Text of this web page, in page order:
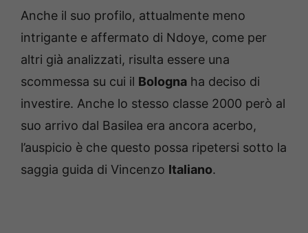
Anche il suo profilo, attualmente meno
intrigante e affermato di Ndoye, come per
altri già analizzati, risulta essere una
scommessa su cui il Bologna ha deciso di
investire. Anche lo stesso classe 2000 però al
suo arrivo dal Basilea era ancora acerbo,
l’auspicio è che questo possa ripetersi sotto la
saggia guida di Vincenzo Italiano.